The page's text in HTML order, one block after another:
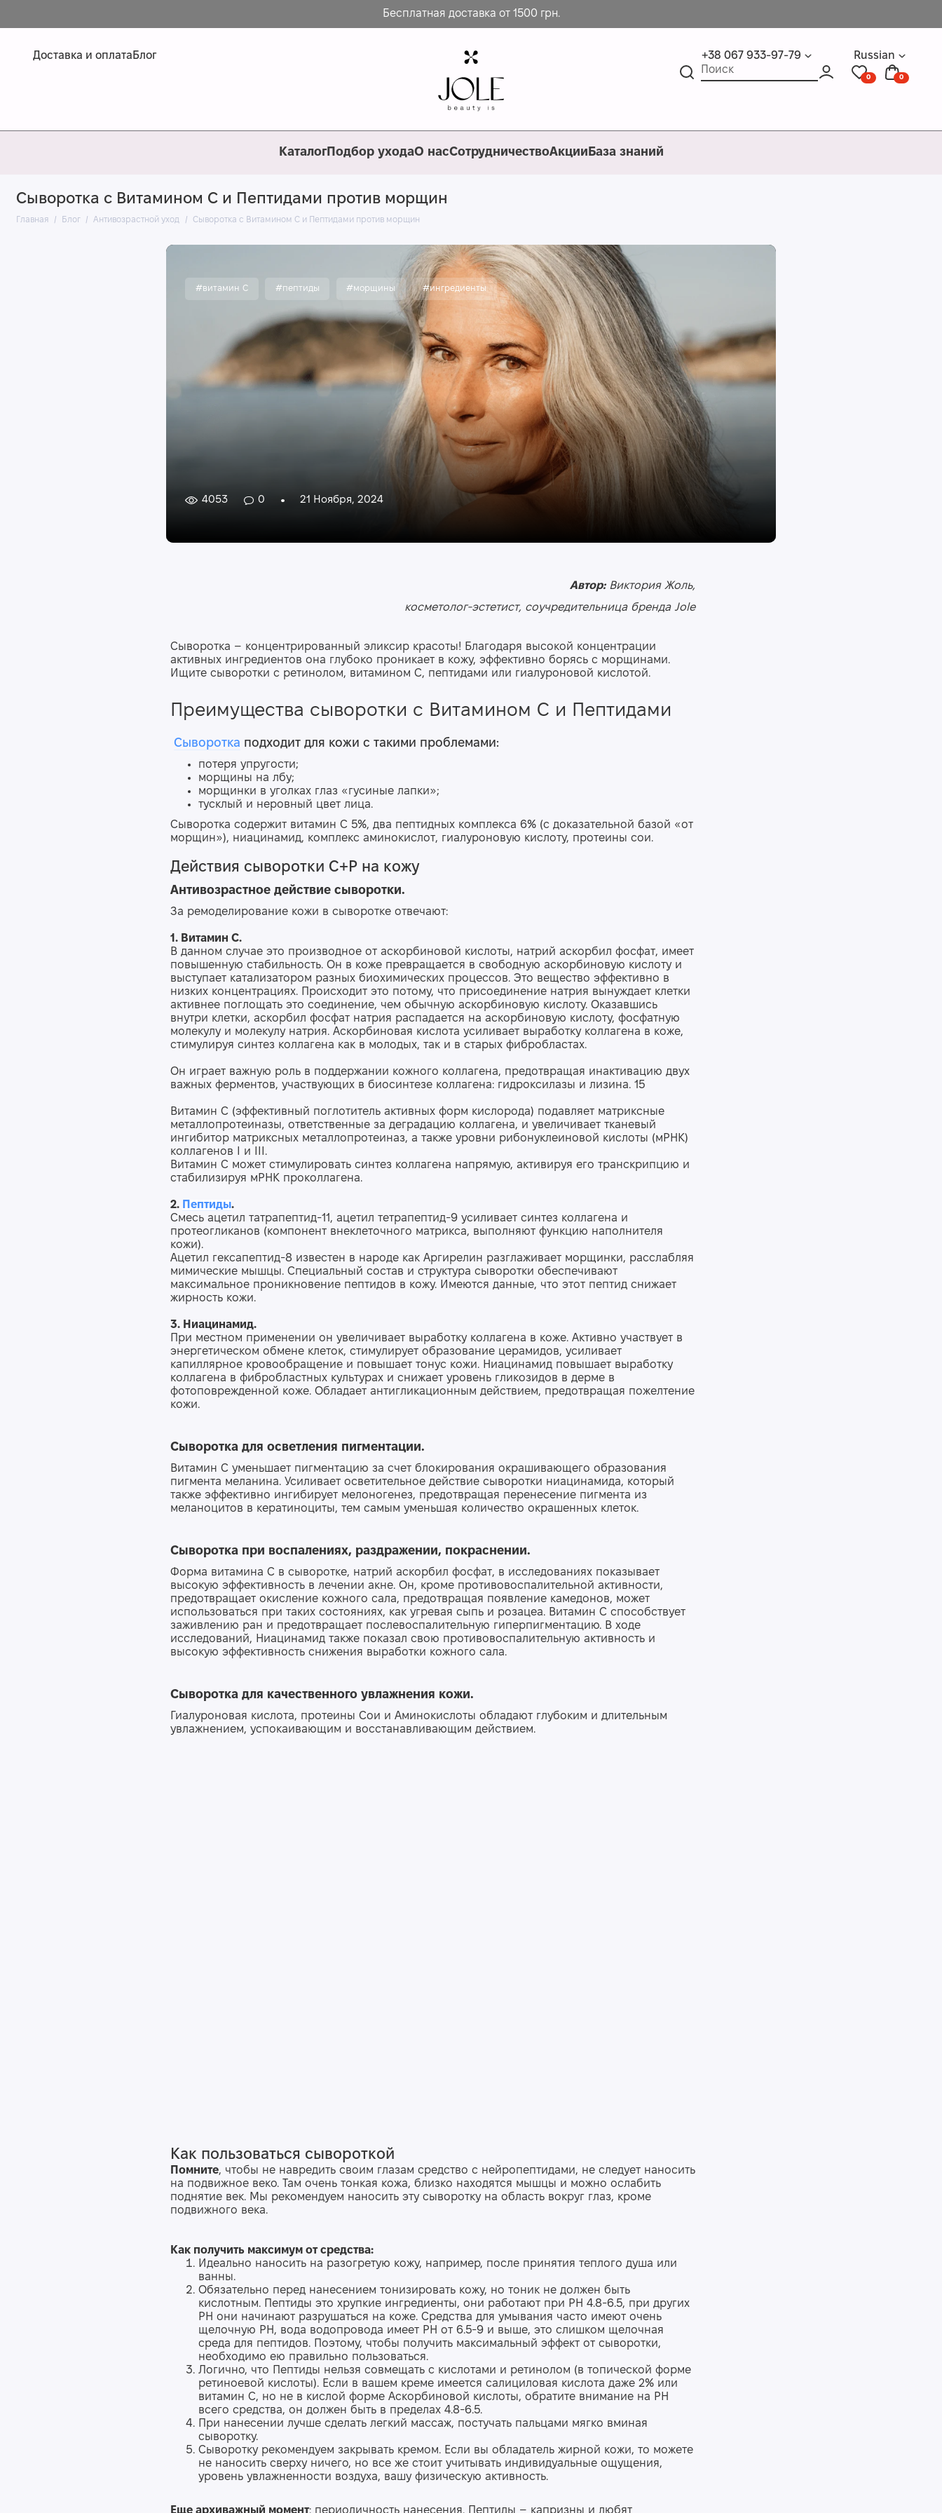
Бесплатная доставка от 1500 грн.
Доставка и оплата Блог +38 067 933-97-79 Russian
0 0
КаталогПодбор уходаО насСотрудничествоАкцииБаза знаний
Сыворотка с Витамином С и Пептидами против морщин
Главная Блог Антивозрастной уход Сыворотка с Витамином С и Пептидами против морщин
#витамин С #пептиды #морщины #ингредиенты
4053 0 21 Ноября, 2024
Автор:Виктория Жоль,
косметолог-эстетист, соучредительница бренда Jole
Сыворотка – концентрированный эликсир красоты! Благодаря высокой концентрации
активных ингредиентов она глубоко проникает в кожу, эффективно борясь с морщинами.
Ищите сыворотки с ретинолом, витамином C, пептидами или гиалуроновой кислотой.
Преимущества сыворотки с Витамином С и Пептидами
Сыворотка подходит для кожи с такими проблемами:
потеря упругости;
морщины на лбу;
морщинки в уголках глаз «гусиные лапки»;
тусклый и неровный цвет лица.
Сыворотка содержит витамин С 5%, два пептидных комплекса 6% (с доказательной базой «от
морщин»), ниацинамид, комплекс аминокислот, гиалуроновую кислоту, протеины сои.
Действия cыворотки С+Р на кожу
Антивозрастное действие сыворотки.
За ремоделирование кожи в сыворотке отвечают:
1. Витамин C.
В данном случае это производное от аскорбиновой кислоты, натрий аскорбил фосфат, имеет
повышенную стабильность. Он в коже превращается в свободную аскорбиновую кислоту и
выступает катализатором разных биохимических процессов. Это вещество эффективно в
низких концентрациях. Происходит это потому, что присоединение натрия вынуждает клетки
активнее поглощать это соединение, чем обычную аскорбиновую кислоту. Оказавшись
внутри клетки, аскорбил фосфат натрия распадается на аскорбиновую кислоту, фосфатную
молекулу и молекулу натрия. Аскорбиновая кислота усиливает выработку коллагена в коже,
стимулируя синтез коллагена как в молодых, так и в старых фибробластах.
Он играет важную роль в поддержании кожного коллагена, предотвращая инактивацию двух
важных ферментов, участвующих в биосинтезе коллагена: гидроксилазы и лизина. 15
Витамин C (эффективный поглотитель активных форм кислорода) подавляет матриксные
металлопротеиназы, ответственные за деградацию коллагена, и увеличивает тканевый
ингибитор матриксных металлопротеиназ, а также уровни рибонуклеиновой кислоты (мРНК)
коллагенов I и III.
Витамин С может стимулировать синтез коллагена напрямую, активируя его транскрипцию и
стабилизируя мРНК проколлагена.
2. Пептиды.
Смесь ацетил татрапептид-11, ацетил тетрапептид-9 усиливает синтез коллагена и
протеогликанов (компонент внеклеточного матрикса, выполняют функцию наполнителя
кожи).
Ацетил гексапептид-8 известен в народе как Аргирелин разглаживает морщинки, расслабляя
мимические мышцы. Специальный состав и структура сыворотки обеспечивают
максимальное проникновение пептидов в кожу. Имеются данные, что этот пептид снижает
жирность кожи.
3. Ниацинамид.
При местном применении он увеличивает выработку коллагена в коже. Активно участвует в
энергетическом обмене клеток, стимулирует образование церамидов, усиливает
капиллярное кровообращение и повышает тонус кожи. Ниацинамид повышает выработку
коллагена в фибробластных культурах и снижает уровень гликозидов в дерме в
фотоповрежденной коже. Обладает антигликационным действием, предотвращая пожелтение
кожи.
Сыворотка для осветления пигментации.
Витамин С уменьшает пигментацию за счет блокирования окрашивающего образования
пигмента меланина. Усиливает осветительное действие сыворотки ниацинамида, который
также эффективно ингибирует мелоногенез, предотвращая перенесение пигмента из
меланоцитов в кератиноциты, тем самым уменьшая количество окрашенных клеток.
Сыворотка при воспалениях, раздражении, покраснении.
Форма витамина С в сыворотке, натрий аскорбил фосфат, в исследованиях показывает
высокую эффективность в лечении акне. Он, кроме противовоспалительной активности,
предотвращает окисление кожного сала, предотвращая появление камедонов, может
использоваться при таких состояниях, как угревая сыпь и розацеа. Витамин С способствует
заживлению ран и предотвращает послевоспалительную гиперпигментацию. В ходе
исследований, Ниацинамид также показал свою противовоспалительную активность и
высокую эффективность снижения выработки кожного сала.
Сыворотка для качественногоувлажнения кожи.
Гиалуроновая кислота, протеины Сои и Аминокислоты обладают глубоким и длительным
увлажнением, успокаивающим и восстанавливающим действием.
Как пользоваться сывороткой
Помните, чтобы не навредить своим глазам средство с нейропептидами, не следует наносить
на подвижное веко. Там очень тонкая кожа, близко находятся мышцы и можно ослабить
поднятие век. Мы рекомендуем наносить эту сыворотку на область вокруг глаз, кроме
подвижного века.
Как получить максимум от средства:
Идеально наносить на разогретую кожу, например, послепринятия теплого душа или
ванны.
Обязательно перед нанесением тонизировать кожу, но тоник не должен быть
кислотным. Пептиды это хрупкие ингредиенты, они работают при РН 4.8-6.5, при других
РН они начинают разрушаться на коже. Средства для умывания часто имеют очень
щелочную РН, вода водопровода имеет РН от 6.5-9 и выше, это слишком щелочная
среда для пептидов. Поэтому, чтобы получить максимальный эффект от сыворотки,
необходимо ею правильно пользоваться.
Логично, что Пептиды нельзя совмещать с кислотами и ретинолом (в топической форме
ретиноевой кислоты). Если в вашем креме имеется салициловая кислота даже 2% или
витамин С, но не в кислой форме Аскорбиновой кислоты, обратите внимание на РН
всего средства, он должен быть в пределах 4.8-6.5.
При нанесении лучше сделать легкий массаж, постучать пальцами мягко вминая
сыворотку.
Сыворотку рекомендуем закрывать кремом. Если вы обладатель жирной кожи, то можете
не наносить сверху ничего, но все же стоит учитывать индивидуальные ощущения,
уровень увлажненности воздуха, вашу физическую активность.
Еще архиважный момент: периодичность нанесения. Пептиды – капризны и любят